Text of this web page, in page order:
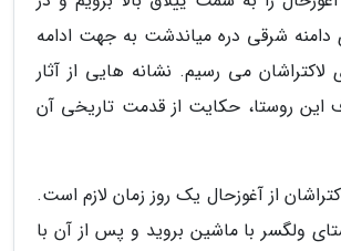
شرقی دره میاندشت به جهت ادامه
لاکتراشان می رسیم. نشانه هایی از آثار
این روستا، حکایت از قدمت تاریخی آن
از آغوزحال یک روز زمان لازم است.
ولگسر با ماشین بروید و پس از آن با